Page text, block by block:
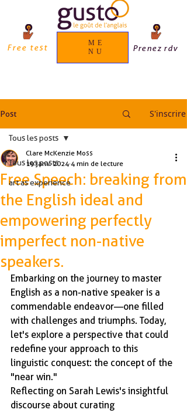
Free test
ME
NU
Prenez rdv
Post S'inscrire
Tous les posts
art as experience
Tous les posts
Free Speech: breaking from
the English ideal and
empowering perfectly
imperfect non-native
speakers.
Clare McKenzie Moss
19 janv. 2024 4 min de lecture
Embarking on the journey to master
English as a non-native speaker is a
commendable endeavor—one filled
with challenges and triumphs. Today,
let's explore a perspective that could
redefine your approach to this
linguistic conquest: the concept of the
"near win."
Reflecting on Sarah Lewis's insightful
discourse about curating